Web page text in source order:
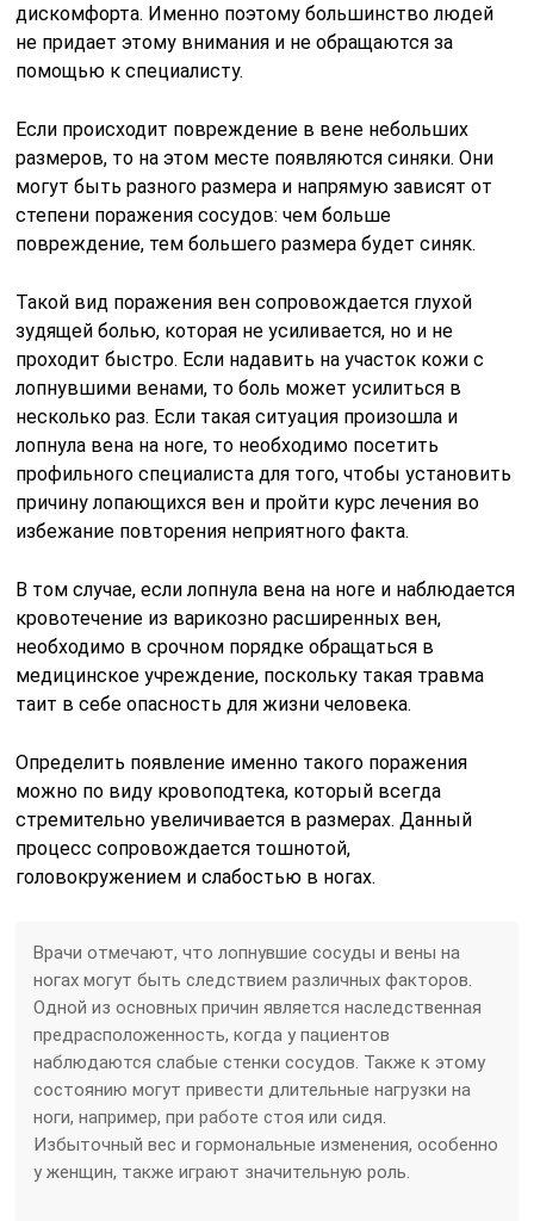
дискомфорта. Именно поэтому большинство людей
не придает этому внимания и не обращаются за
помощью к специалисту.
Если происходит повреждение в вене небольших
размеров, то на этом месте появляются синяки. Они
могут быть разного размера и напрямую зависят от
степени поражения сосудов: чем больше
повреждение, тем большего размера будет синяк.
Такой вид поражения вен сопровождается глухой
зудящей болью, которая не усиливается, но и не
проходит быстро. Если надавить на участок кожи с
лопнувшими венами, то боль может усилиться в
несколько раз. Если такая ситуация произошла и
лопнула вена на ноге, то необходимо посетить
профильного специалиста для того, чтобы установить
причину лопающихся вен и пройти курс лечения во
избежание повторения неприятного факта.
В том случае, если лопнула вена на ноге и наблюдается
кровотечение из варикозно расширенных вен,
необходимо в срочном порядке обращаться в
медицинское учреждение, поскольку такая травма
таит в себе опасность для жизни человека.
Определить появление именно такого поражения
можно по виду кровоподтека, который всегда
стремительно увеличивается в размерах. Данный
процесс сопровождается тошнотой,
головокружением и слабостью в ногах.
Врачи отмечают, что лопнувшие сосуды и вены на
ногах могут быть следствием различных факторов.
Одной из основных причин является наследственная
предрасположенность, когда у пациентов
наблюдаются слабые стенки сосудов. Также к этому
состоянию могут привести длительные нагрузки на
ноги, например, при работе стоя или сидя.
Избыточный вес и гормональные изменения, особенно
у женщин, также играют значительную роль.